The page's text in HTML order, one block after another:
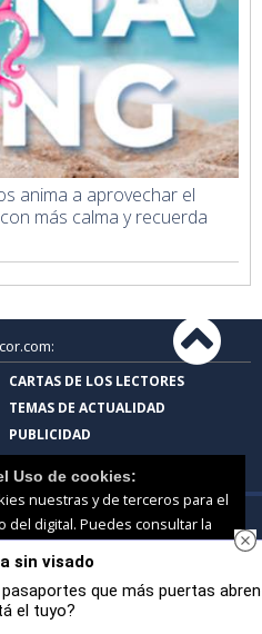
anima a aprovechar el
más calma y recuerda
CARTAS DE LOS LECTORES
TEMAS DE ACTUALIDAD
PUBLICIDAD
de uso
sin visado
que más puertas abren
el tuyo?
Uso de cookies:
nuestras y de terceros para el
del digital. Puedes consultar la
como desconectarlas.
Privacidad y Cookies
Cookies